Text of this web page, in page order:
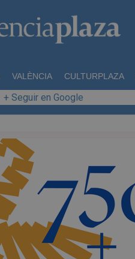
VALÈNCIA CULTURPLAZA
+ Seguir en Google